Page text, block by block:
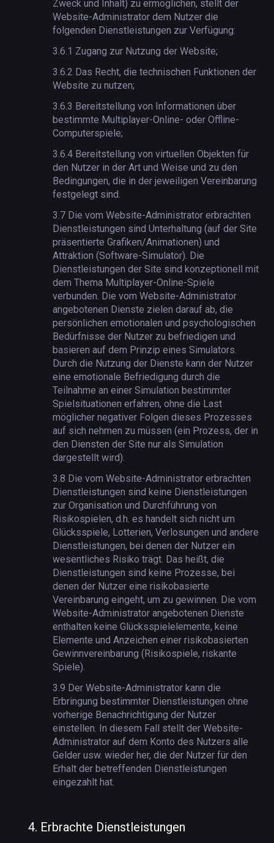
Zweck und Inhalt) zu ermöglichen, stellt der
Website-Administrator dem Nutzer die
folgenden Dienstleistungen zur Verfügung:
3.6.1 Zugang zur Nutzung der Website;
3.6.2 Das Recht, die technischen Funktionen der
Website zu nutzen;
3.6.3 Bereitstellung von Informationen über
bestimmte Multiplayer-Online- oder Offline-
Computerspiele;
3.6.4 Bereitstellung von virtuellen Objekten für
den Nutzer in der Art und Weise und zu den
Bedingungen, die in der jeweiligen Vereinbarung
festgelegt sind.
3.7 Die vom Website-Administrator erbrachten
Dienstleistungen sind Unterhaltung (auf der Site
präsentierte Grafiken/Animationen) und
Attraktion (Software-Simulator). Die
Dienstleistungen der Site sind konzeptionell mit
dem Thema Multiplayer-Online-Spiele
verbunden. Die vom Website-Administrator
angebotenen Dienste zielen darauf ab, die
persönlichen emotionalen und psychologischen
Bedürfnisse der Nutzer zu befriedigen und
basieren auf dem Prinzip eines Simulators.
Durch die Nutzung der Dienste kann der Nutzer
eine emotionale Befriedigung durch die
Teilnahme an einer Simulation bestimmter
Spielsituationen erfahren, ohne die Last
möglicher negativer Folgen dieses Prozesses
auf sich nehmen zu müssen (ein Prozess, der in
den Diensten der Site nur als Simulation
dargestellt wird).
3.8 Die vom Website-Administrator erbrachten
Dienstleistungen sind keine Dienstleistungen
zur Organisation und Durchführung von
Risikospielen, d.h. es handelt sich nicht um
Glücksspiele, Lotterien, Verlosungen und andere
Dienstleistungen, bei denen der Nutzer ein
wesentliches Risiko trägt. Das heißt, die
Dienstleistungen sind keine Prozesse, bei
denen der Nutzer eine risikobasierte
Vereinbarung eingeht, um zu gewinnen. Die vom
Website-Administrator angebotenen Dienste
enthalten keine Glücksspielelemente, keine
Elemente und Anzeichen einer risikobasierten
Gewinnvereinbarung (Risikospiele, riskante
Spiele).
3.9 Der Website-Administrator kann die
Erbringung bestimmter Dienstleistungen ohne
vorherige Benachrichtigung der Nutzer
einstellen. In diesem Fall stellt der Website-
Administrator auf dem Konto des Nutzers alle
Gelder usw. wieder her, die der Nutzer für den
Erhalt der betreffenden Dienstleistungen
eingezahlt hat.
4. Erbrachte Dienstleistungen